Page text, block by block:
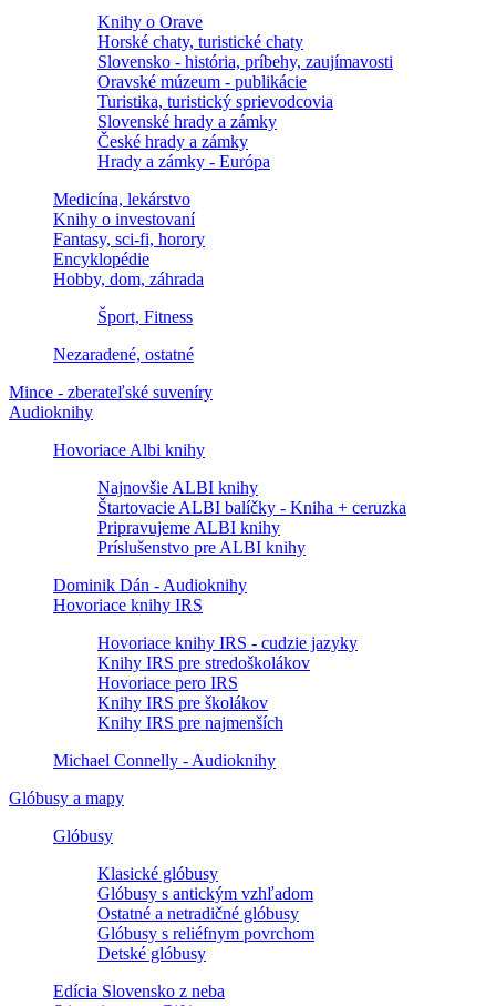
Knihy o Orave
Horské chaty, turistické chaty
Slovensko - história, príbehy, zaujímavosti
Oravské múzeum - publikácie
Turistika, turistický sprievodcovia
Slovenské hrady a zámky
České hrady a zámky
Hrady a zámky - Európa
Medicína, lekárstvo
Knihy o investovaní
Fantasy, sci-fi, horory
Encyklopédie
Hobby, dom, záhrada
Šport, Fitness
Nezaradené, ostatné
Mince - zberateľské suveníry
Audioknihy
Hovoriace Albi knihy
Najnovšie ALBI knihy
Štartovacie ALBI balíčky - Kniha + ceruzka
Pripravujeme ALBI knihy
Príslušenstvo pre ALBI knihy
Dominik Dán - Audioknihy
Hovoriace knihy IRS
Hovoriace knihy IRS - cudzie jazyky
Knihy IRS pre stredoškolákov
Hovoriace pero IRS
Knihy IRS pre školákov
Knihy IRS pre najmenších
Michael Connelly - Audioknihy
Glóbusy a mapy
Glóbusy
Klasické glóbusy
Glóbusy s antickým vzhľadom
Ostatné a netradičné glóbusy
Glóbusy s reliéfnym povrchom
Detské glóbusy
Edícia Slovensko z neba